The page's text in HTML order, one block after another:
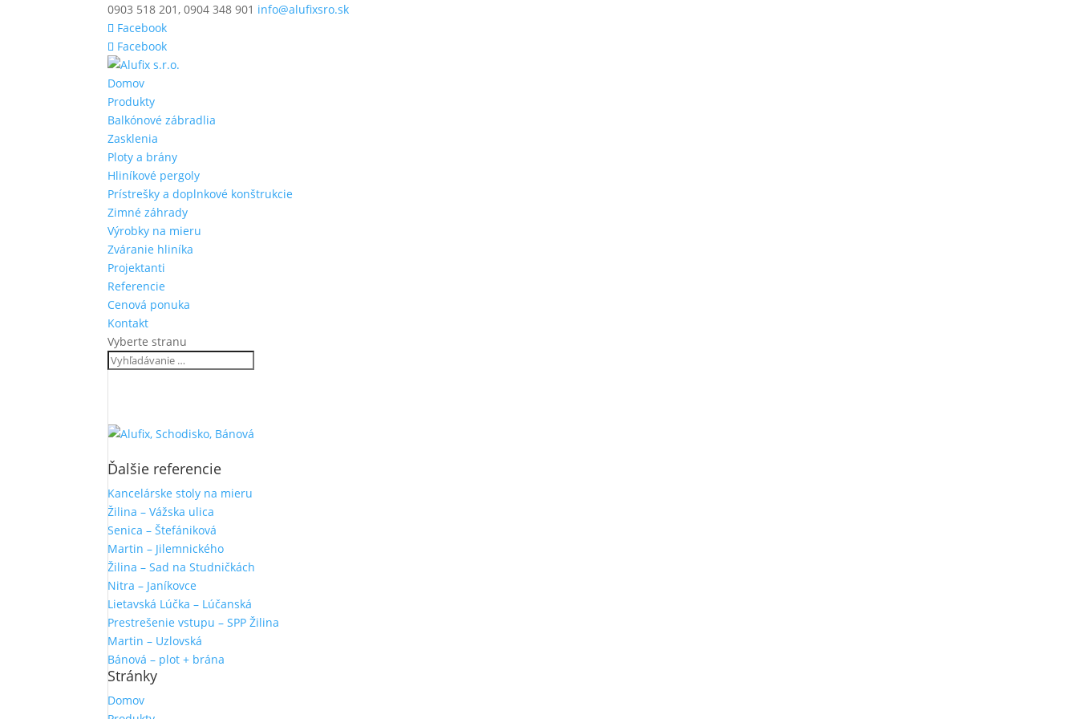
0903 518 201, 0904 348 901 info@alufixsro.sk
Facebook
Facebook
Domov
Produkty
Balkónové zábradlia
Zasklenia
Ploty a brány
Hliníkové pergoly
Prístrešky a doplnkové konštrukcie
Zimné záhrady
Výrobky na mieru
Zváranie hliníka
Projektanti
Referencie
Cenová ponuka
Kontakt
Vyberte stranu
Ďalšie referencie
Kancelárske stoly na mieru
Žilina – Vážska ulica
Senica – Štefániková
Martin – Jilemnického
Žilina – Sad na Studničkách
Nitra – Janíkovce
Lietavská Lúčka – Lúčanská
Prestrešenie vstupu – SPP Žilina
Martin – Uzlovská
Bánová – plot + brána
Stránky
Domov